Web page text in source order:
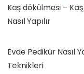
Kaş dökülmesi –
Nasıl Yapılır
Evde Pedikür Nasıl
Teknikleri